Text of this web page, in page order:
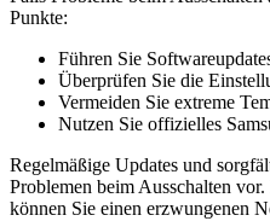
Punkte:
Führen Sie
Überprüfen Sie die
Vermeiden Sie extreme
Nutzen Sie offizielles
Regelmäßige Updates und
Problemen beim Ausschalten
können Sie einen erzwungenen